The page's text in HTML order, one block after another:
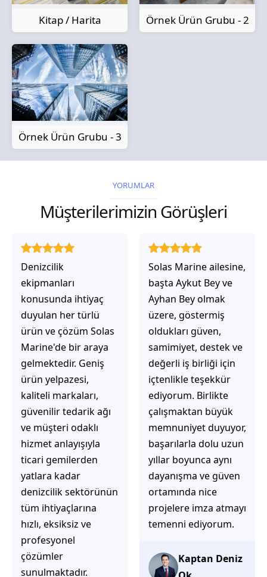
Kitap / Harita Örnek Ürün Grubu - 2
Örnek Ürün Grubu - 3
YORUMLAR
Müşterilerimizin Görüşleri
Solas Marine ailesine,
başta Aykut Bey ve
Ayhan Bey olmak
üzere, göstermiş
oldukları güven,
samimiyet, destek ve
değerli iş birliği için
içtenlikle teşekkür
ediyorum. Birlikte
çalışmaktan büyük
memnuniyet duyuyor,
başarılarla dolu uzun
yıllar boyunca aynı
dayanışma ve güven
ortamında nice
projelere imza atmayı
temenni ediyorum.
Kaptan Deniz
Solas Marine ile
çalıştığınızda,
işlerinin gerçekten
çözüm üretmeye
odaklı olduğunu
hemen fark
ediyorsunuz.
İhtiyaçlarınıza hızlı ve
doğru çözümler
sunmaya çalışıyorlar.
Müşteri
memnuniyetini ön
planda tutan
yaklaşımları, ilgili
iletişimleri ve
güvenilir hizmet
anlayışları sayesinde
başarılı bir ekip
olduklarını